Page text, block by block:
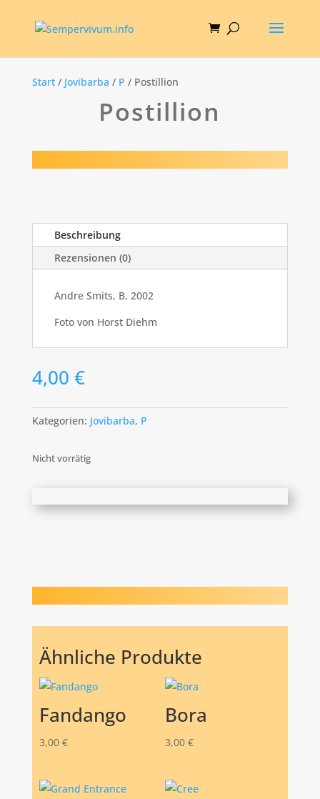
Start/ Jovibarba / P / Postillion
Postillion
Beschreibung
Rezensionen (0)
Andre Smits, B, 2002
Foto von Horst Diehm
4,00 €
Kategorien: Jovibarba, P
Nicht vorrätig
Ähnliche Produkte
Fandango
3,00 €
Bora
3,00 €